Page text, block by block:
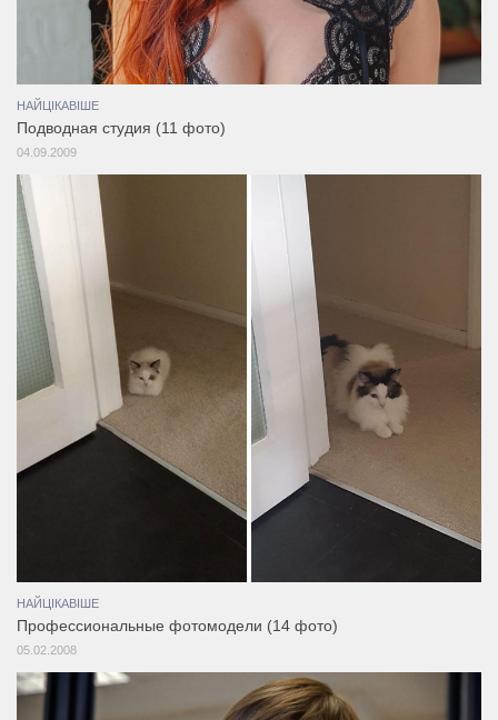
НАЙЦІКАВІШЕ
Подводная студия (11 фото)
04.09.2009
НАЙЦІКАВІШЕ
Профессиональные фотомодели (14 фото)
05.02.2008